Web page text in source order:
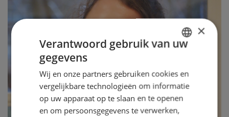
ENGLISH
×
Verantwoord gebruik van uw
gegevens
Wij en onze partners gebruiken cookies en
vergelijkbare technologieën om informatie
op uw apparaat op te slaan en te openen
en om persoonsgegevens te verwerken,